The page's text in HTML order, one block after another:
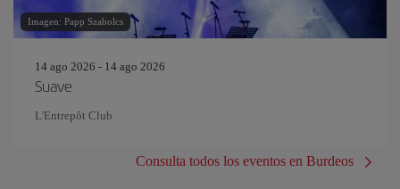
Imagen: Papp Szabolcs
14 ago 2026 - 14 ago 2026
Suave
L'Entrepôt Club
Consulta todos los eventos en Burdeos